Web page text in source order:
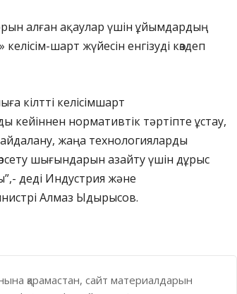
алған ақаулар үшін ұйымдардың
шарт жүйесін енгізуді көздеп
кілтті келісімшарт
кейіннен нормативтік тәртіпте ұстау,
жаңа технологияларды
шығындарын азайту үшін дұрыс
деді Индустрия және
Алмаз Ыдырысов.
қарамастан, сайт материалдарын